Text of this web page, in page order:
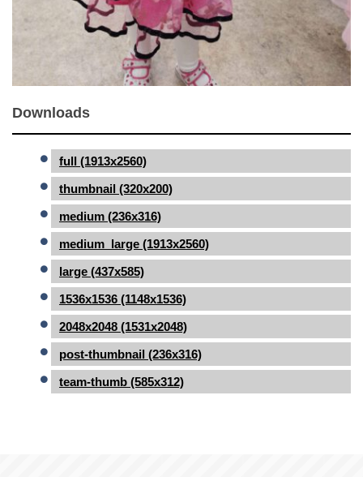
Downloads
full (1913x2560)
thumbnail (320x200)
medium (236x316)
medium_large (1913x2560)
large (437x585)
1536x1536 (1148x1536)
2048x2048 (1531x2048)
post-thumbnail (236x316)
team-thumb (585x312)